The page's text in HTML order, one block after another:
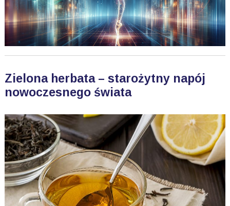
Zielona herbata – starożytny napój
nowoczesnego świata